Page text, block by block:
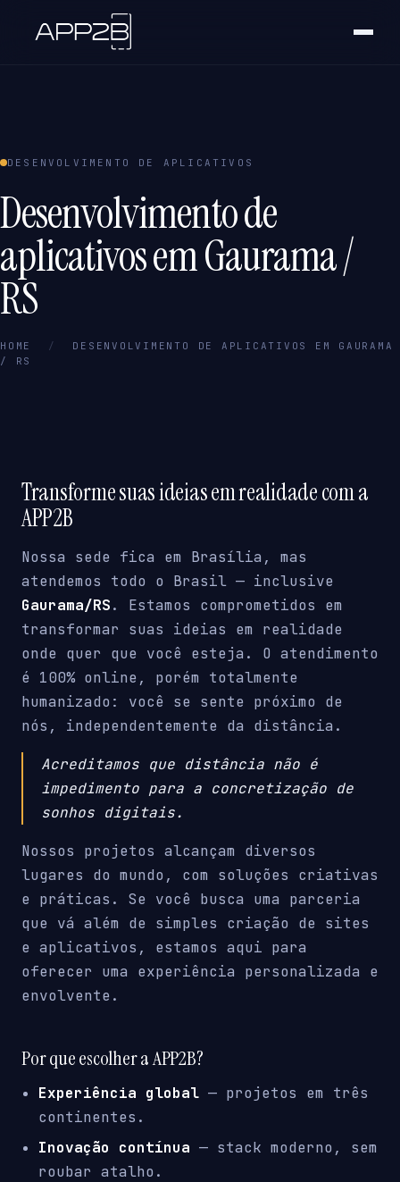
DESENVOLVIMENTO DE APLICATIVOS
Desenvolvimento de
aplicativos em Gaurama /
RS
HOME /
DESENVOLVIMENTO DE APLICATIVOS EM GAURAMA
/ RS
Transforme suas ideias em realidade com a
APP2B
Nossa sede fica em Brasília, mas
atendemos todo o Brasil — inclusive
Gaurama/RS. Estamos comprometidos em
transformar suas ideias em realidade
onde quer que você esteja. O atendimento
é 100% online, porém totalmente
humanizado: você se sente próximo de
nós, independentemente da distância.
Acreditamos que distância não é
impedimento para a concretização de
sonhos digitais.
Nossos projetos alcançam diversos
lugares do mundo, com soluções criativas
e práticas. Se você busca uma parceria
que vá além de simples criação de sites
e aplicativos, estamos aqui para
oferecer uma experiência personalizada e
envolvente.
Por que escolher a APP2B?
Experiência global — projetos em três
continentes.
Inovação contínua — stack moderno, sem
roubar atalho.